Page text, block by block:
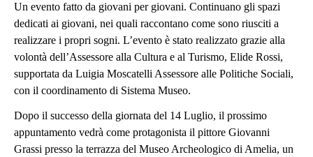
Un evento fatto da giovani per giovani. Continuano gli spazi
dedicati ai giovani, nei quali raccontano come sono riusciti a
realizzare i propri sogni. L’evento è stato realizzato grazie alla
volontà dell’Assessore alla Cultura e al Turismo, Elide Rossi,
supportata da Luigia Moscatelli Assessore alle Politiche Sociali,
con il coordinamento di Sistema Museo.
Dopo il successo della giornata del 14 Luglio, il prossimo
appuntamento vedrà come protagonista il pittore Giovanni
Grassi presso la terrazza del Museo Archeologico di Amelia, un